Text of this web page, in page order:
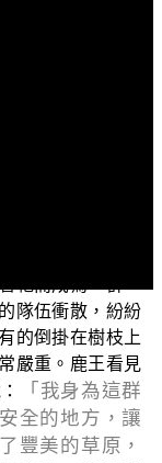
長得奇特雅致；
牠而成為一群。
隊伍衝散，紛紛
的倒掛在樹枝上
嚴重。鹿王看見
「我身為這群
全的地方，讓
豐美的草原，